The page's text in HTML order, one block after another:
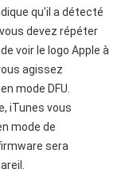
qu'il a détecté
devez répéter
voir le logo Apple à
agissez
mode DFU.
iTunes vous
mode de
sera